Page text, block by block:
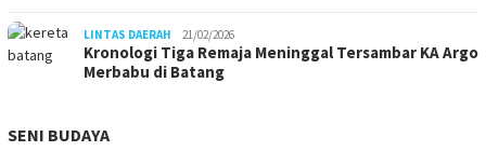
LINTAS DAERAH 21/02/2026
Kronologi Tiga Remaja Meninggal Tersambar KA Argo
Merbabu di Batang
SENI BUDAYA